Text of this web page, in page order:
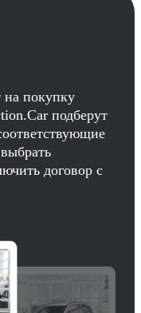
покупку
подберут
договор с